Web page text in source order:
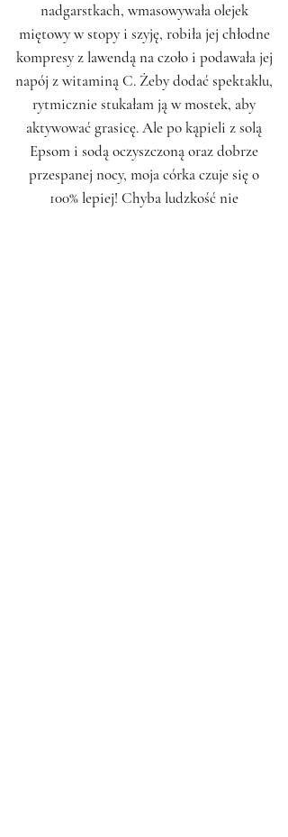
nadgarstkach, wmasowywała olejek
miętowy w stopy i szyję, robiła jej chłodne
kompresy z lawendą na czoło i podawała jej
napój z witaminą C. Żeby dodać spektaklu,
rytmicznie stukałam ją w mostek, aby
aktywować grasicę. Ale po kąpieli z solą
Epsom i sodą oczyszczoną oraz dobrze
przespanej nocy, moja córka czuje się o
100% lepiej! Chyba ludzkość nie